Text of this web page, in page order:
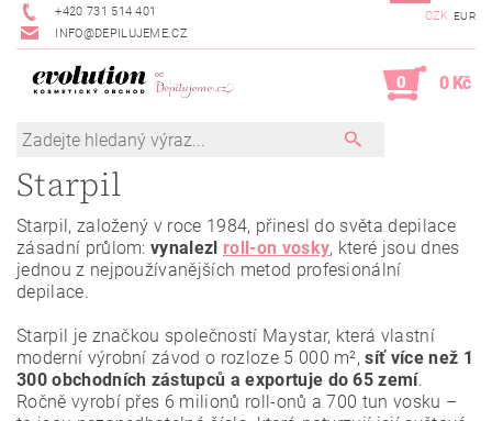
+420 731 514 401
INFO@DEPILUJEME.CZ
CZK EUR
0 0 Kč
Starpil
Starpil, založený v roce 1984, přinesl do světa depilace
zásadní průlom:vynalezl roll-on vosky, které jsou dnes
jednou z nejpoužívanějších metod profesionální
depilace.
Starpil je značkou společností Maystar, která vlastní
moderní výrobní závod o rozloze 5 000 m²,síť více než 1
300 obchodních zástupců a exportuje do 65 zemí.
Ročně vyrobí přes 6 milionů roll-onů a 700 tun vosku –